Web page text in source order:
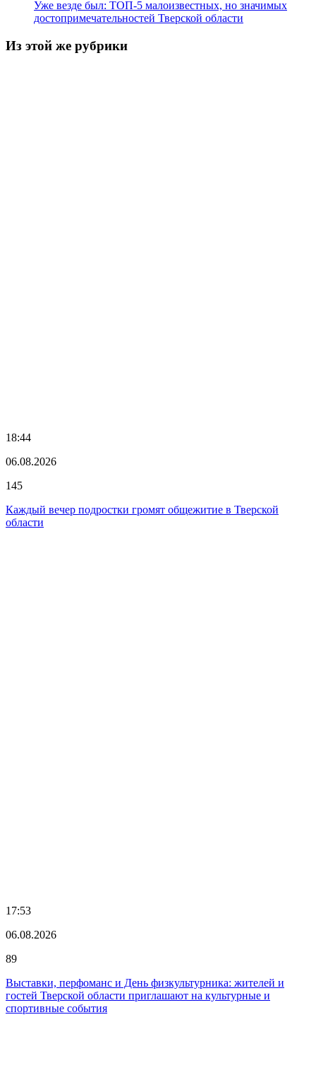
Уже везде был: ТОП-5 малоизвестных, но значимых
достопримечательностей Тверской области
Из этой же рубрики
18:44
06.08.2026
145
Каждый вечер подростки громят общежитие в Тверской
области
17:53
06.08.2026
89
Выставки, перфоманс и День физкультурника: жителей и
гостей Тверской области приглашают на культурные и
спортивные события